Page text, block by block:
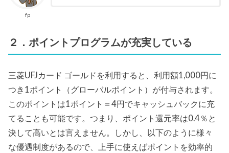
fp
２．ポイントプログラムが充実している
三菱UFJカード ゴールドを利用すると、利用額1,000円に
つき1ポイント（グローバルポイント）が付与されます。
このポイントは1ポイント＝4円でキャッシュバックに充
てることも可能です。つまり、ポイント還元率は0.4％と
決して高いとは言えません。しかし、以下のように様々
な優遇制度があるので、上手に使えばポイントを効率的